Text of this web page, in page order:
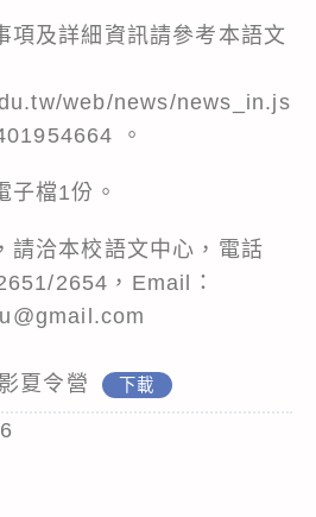
項及詳細資訊請參考本語文
web/news/news_in.js
。
子檔1份。
請洽本校語文中心，電話
2654，Email：
夏令營 下載